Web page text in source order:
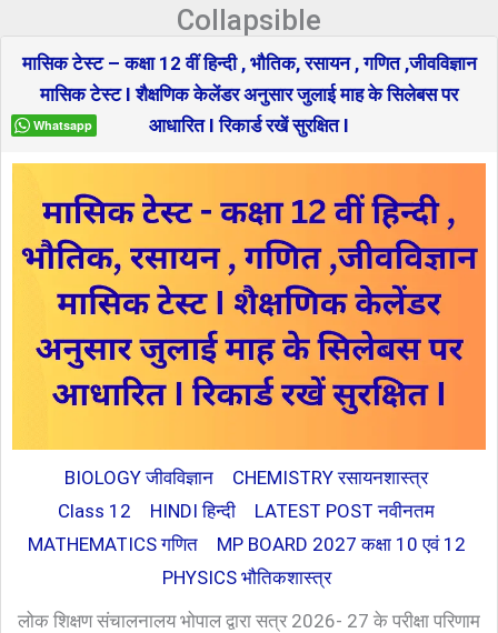
Collapsible
मासिक टेस्ट – कक्षा 12 वीं हिन्दी , भौतिक, रसायन , गणित ,जीवविज्ञान
मासिक टेस्ट I शैक्षणिक केलेंडर अनुसार जुलाई माह के सिलेबस पर
आधारित I रिकार्ड रखें सुरक्षित I
BIOLOGY जीवविज्ञान
CHEMISTRY रसायनशास्त्र
Class 12
HINDI हिन्दी
LATEST POST नवीनतम
MATHEMATICS गणित
MP BOARD 2027 कक्षा 10 एवं 12
PHYSICS भौतिकशास्त्र
लोक शिक्षण संचालनालय भोपाल द्वारा सत्र 2026- 27 के परीक्षा परिणाम
Whatsapp